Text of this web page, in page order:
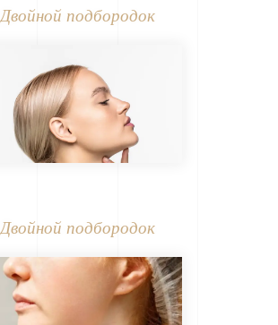
Двойной подбородок
Двойной подбородок